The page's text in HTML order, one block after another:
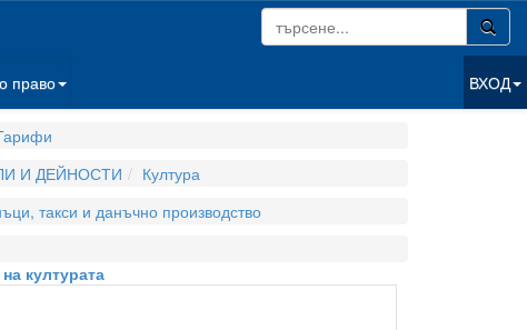
право ВХОД
И ДЕЙНОСТИ
Култура
такси и данъчно производство
културата